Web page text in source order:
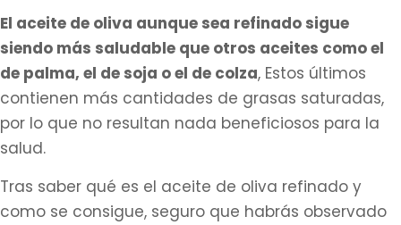
El aceite de oliva aunque sea refinado sigue
siendo más saludable que otros aceites como el
de palma, el de soja o el de colza, Estos últimos
contienen más cantidades de grasas saturadas,
por lo que no resultan nada beneficiosos para la
salud.
Tras saber qué es el aceite de oliva refinado y
como se consigue, seguro que habrás observado